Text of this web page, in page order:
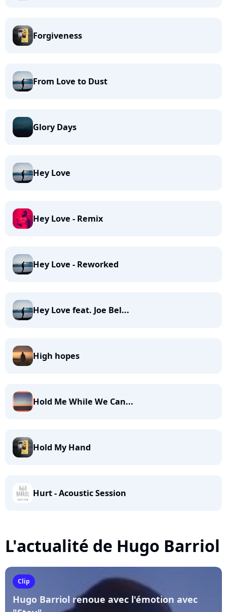
Forgiveness
From Love to Dust
Glory Days
Hey Love
Hey Love - Remix
Hey Love - Reworked
Hey Love feat. Joe Bel...
High hopes
Hold Me While We Can...
Hold My Hand
Hurt - Acoustic Session
L'actualité de Hugo Barriol
Clip
Hugo Barriol renoue avec l'émotion avec